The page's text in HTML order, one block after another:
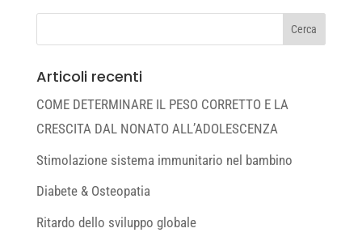
Articoli recenti
COME DETERMINARE IL PESO CORRETTO E LA
CRESCITA DAL NONATO ALL’ADOLESCENZA
Stimolazione sistema immunitario nel bambino
Diabete & Osteopatia
Ritardo dello sviluppo globale